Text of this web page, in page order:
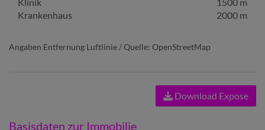
Krankenhaus
2000 m
Angaben Entfernung Luftlinie / Quelle: OpenStreetMap
Download Expose
Basisdaten zur Immobilie